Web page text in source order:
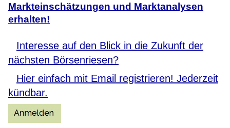
Markteinschätzungen und Marktanalysen
erhalten!
Interesse auf den Blick in die Zukunft der
nächsten Börsenriesen?
Hier einfach mit Email registrieren! Jederzeit
kündbar.